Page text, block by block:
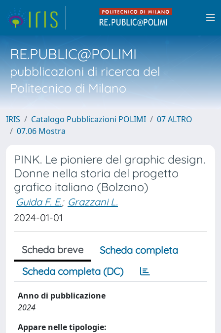
RE.PUBLIC@POLIMI
pubblicazioni di ricerca del
Politecnico di Milano
IRIS Catalogo Pubblicazioni POLIMI
07 ALTRO
07.06 Mostra
PINK. Le pioniere del graphic design.
Donne nella storia del progetto
grafico italiano (Bolzano)
Guida F. E.; Grazzani L.
2024-01-01
Scheda breve
Scheda completa
Scheda completa (DC)
Anno di pubblicazione
2024
Appare nelle tipologie: